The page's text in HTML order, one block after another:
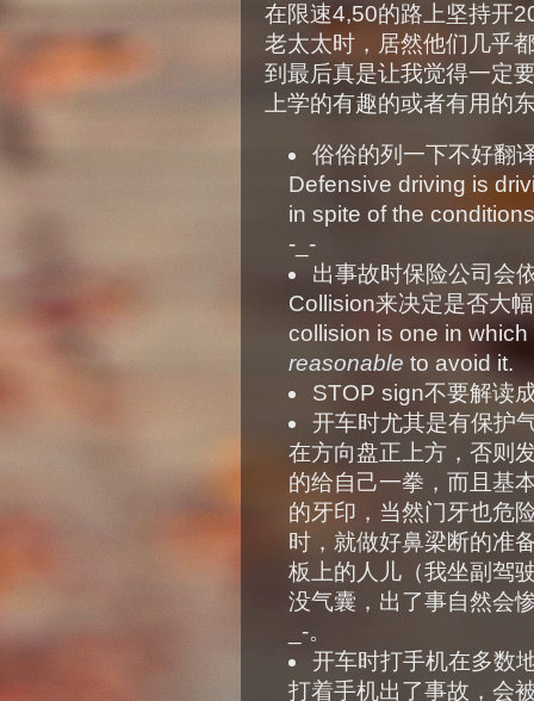
在限速4,50的路上坚持开
老太太时，居然他们几乎
到最后真是让我觉得一定
上学的有趣的或者有用的
俗俗的列一下不好翻
Defensive driving is
in spite of the
-_-
出事故时保险公司会
Collision来决定是否大
collision is one in
reasonable to avoid it.
STOP sign不要解读
开车时尤其是有保护
在方向盘正上方，否则
的给自己一拳，而且基
的牙印，当然门牙也危
时，就做好鼻梁断的准
板上的人儿（我坐副驾
没气囊，出了事自然会
_-。
开车时打手机在多数
打着手机出了事故，会